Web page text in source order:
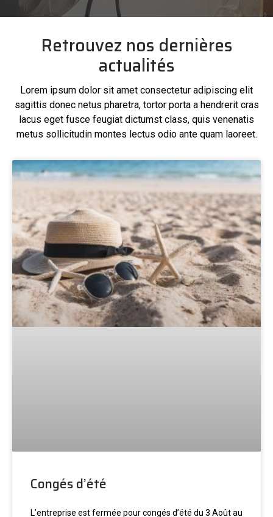
Retrouvez nos dernières
actualités
Lorem ipsum dolor sit amet consectetur adipiscing elit
sagittis donec netus pharetra, tortor porta a hendrerit cras
lacus eget fusce feugiat dictumst class, quis venenatis
metus sollicitudin montes lectus odio ante quam laoreet.
Congés d’été
L’entreprise est fermée pour congés d’été du 3 Août au